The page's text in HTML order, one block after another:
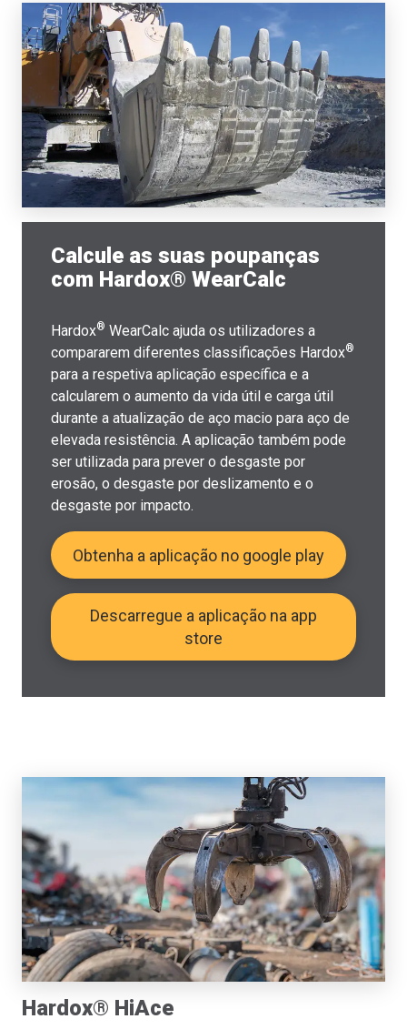
Calcule as suas poupanças
com Hardox® WearCalc
Hardox® WearCalc ajuda os utilizadores a
compararem diferentes classificações Hardox®
para a respetiva aplicação específica e a
calcularem o aumento da vida útil e carga útil
durante a atualização de aço macio para aço de
elevada resistência. A aplicação também pode
ser utilizada para prever o desgaste por
erosão, o desgaste por deslizamento e o
desgaste por impacto.
Obtenha a aplicação no google play
Descarregue a aplicação na app
store
Hardox® HiAce